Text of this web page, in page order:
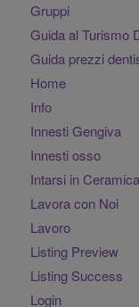
Gruppi
Guida al Turismo
Guida prezzi
Home
Info
Innesti Gengiva
Innesti osso
Intarsi in Ceramica
Lavora con Noi
Lavoro
Listing Preview
Listing Success
Login